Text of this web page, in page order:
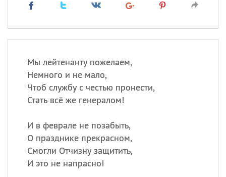
Мы лейтенанту пожелаем,
Немного и не мало,
Чтоб службу с честью пронести,
Стать всё же генералом!
И в феврале не позабыть,
О празднике прекрасном,
Смогли Отчизну защитить,
И это не напрасно!